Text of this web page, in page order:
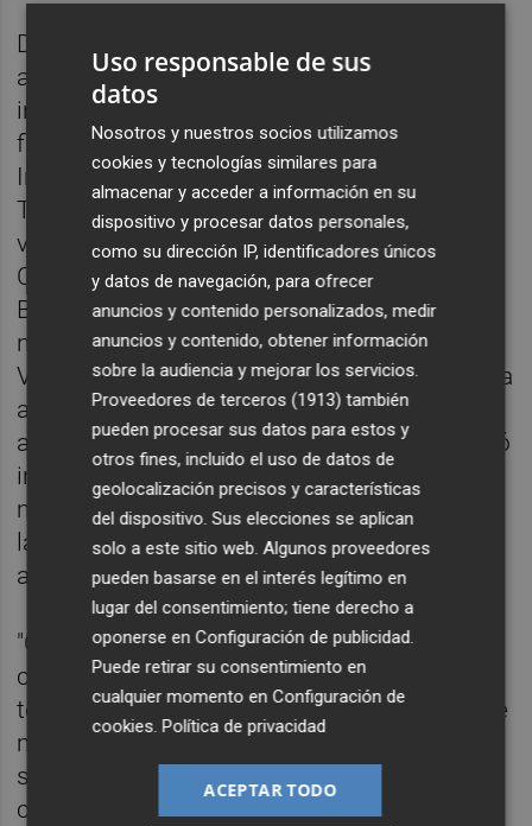
Desde AVS Consulting llevan más de 20
años asesorando a empresas en materia de
incentivos fiscales y obtención de
financiación sobre actividades de
Investigación, Desarrollo e Innovación
Tecnológica. Una trayectoria con especial
vinculación con el sector de la automoción.
Con sede en València y oficinas en Madrid y
Barcelona, la consultora es líder a nivel
nacional en la obtención de Calificativos
Vinculantes para la Agencia Tributaria para la
aplicación de deducciones fiscales por
actividades de I+D+i. Durante 2018, gestionó
incentivos públicos por un valor de 67
millones de euros de inversión industrial en
la Comunitat Valenciana, una cifra que
asciende a los 155 en los últimos tres años.
"Cada vez es más difícil el acceso por la
concurrencia competitiva. En España
tenemos un problema. Una de las cosas que
más nos preocupa es la estabilidad del
sistema fiscal para I+D basado en la
confianza con la Agencia Tributaria", explica.
Uso responsable de sus
datos
Nosotros y nuestros socios utilizamos
cookies y tecnologías similares para
almacenar y acceder a información en su
dispositivo y procesar datos personales,
como su dirección IP, identificadores únicos
y datos de navegación, para ofrecer
anuncios y contenido personalizados, medir
anuncios y contenido, obtener información
sobre la audiencia y mejorar los servicios.
Proveedores de terceros (1913) también
pueden procesar sus datos para estos y
otros fines, incluido el uso de datos de
geolocalización precisos y características
del dispositivo. Sus elecciones se aplican
solo a este sitio web. Algunos proveedores
pueden basarse en el interés legítimo en
lugar del consentimiento; tiene derecho a
oponerse enConfiguración de publicidad.
Puede retirar su consentimiento en
cualquier momento enConfiguración de
cookies.Política de privacidad
ACEPTAR TODO